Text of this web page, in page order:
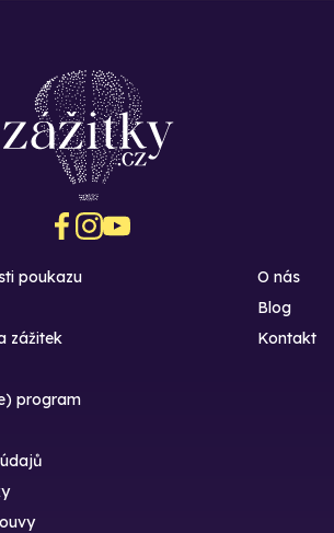
poukazu
zážitek
O nás
Blog
Kontakt
program